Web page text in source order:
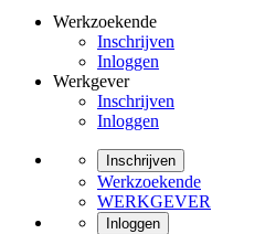
Werkzoekende
Inschrijven
Inloggen
Werkgever
Inschrijven
Inloggen
Inschrijven
Werkzoekende
WERKGEVER
Inloggen